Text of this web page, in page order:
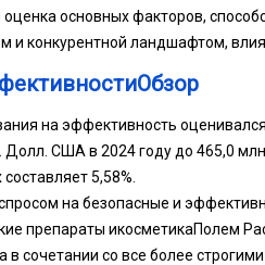
оценка основных факторов,
и конкурентной ландшафтом,
на эффективность
Долл. США в 2024 году до 465,0
5,58%.
на безопасные и
препараты икосметикаПолем
в сочетании со все более